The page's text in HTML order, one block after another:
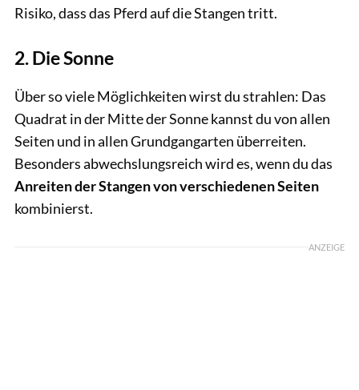
Risiko, dass das Pferd auf die Stangen tritt.
2. Die Sonne
Über so viele Möglichkeiten wirst du strahlen: Das
Quadrat in der Mitte der Sonne kannst du von allen
Seiten und in allen Grundgangarten überreiten.
Besonders abwechslungsreich wird es, wenn du das
Anreiten der Stangen von verschiedenen Seiten
kombinierst.
ANZEIGE